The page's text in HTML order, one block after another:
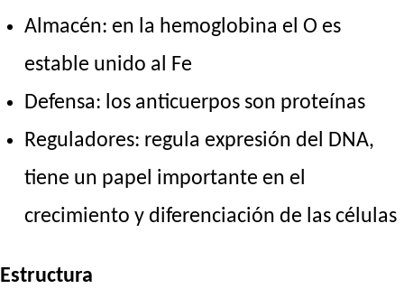
Almacén: en la hemoglobina el O es
estable unido al Fe
Defensa: los anticuerpos son proteínas
Reguladores: regula expresión del DNA,
tiene un papel importante en el
crecimiento y diferenciación de las células
Estructura